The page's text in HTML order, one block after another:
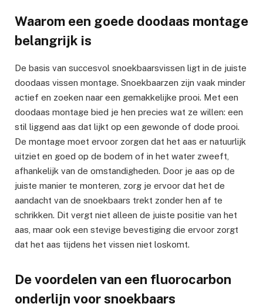
Waarom een goede doodaas montage
belangrijk is
De basis van succesvol snoekbaarsvissen ligt in de juiste
doodaas vissen montage. Snoekbaarzen zijn vaak minder
actief en zoeken naar een gemakkelijke prooi. Met een
doodaas montage bied je hen precies wat ze willen: een
stil liggend aas dat lijkt op een gewonde of dode prooi.
De montage moet ervoor zorgen dat het aas er natuurlijk
uitziet en goed op de bodem of in het water zweeft,
afhankelijk van de omstandigheden. Door je aas op de
juiste manier te monteren, zorg je ervoor dat het de
aandacht van de snoekbaars trekt zonder hen af te
schrikken. Dit vergt niet alleen de juiste positie van het
aas, maar ook een stevige bevestiging die ervoor zorgt
dat het aas tijdens het vissen niet loskomt.
De voordelen van een fluorocarbon
onderlijn voor snoekbaars